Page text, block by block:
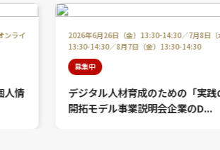
ンライ
人情
2026年6月26日（金）13:30-14:30／7月8日（
13:30-14:30／8月7日（金）13:30-14:30
募集中
デジタル人材育成のための「実践
開拓モデル事業説明会企業のD...